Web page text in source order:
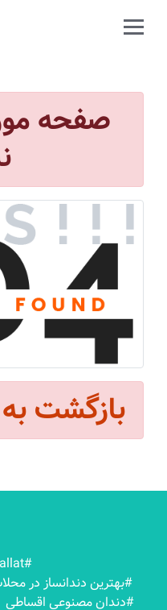
صفحه
بازگشت
#dandanmahallat
#بهترين دندانساز در
#دندان مصنوعی اقساطی